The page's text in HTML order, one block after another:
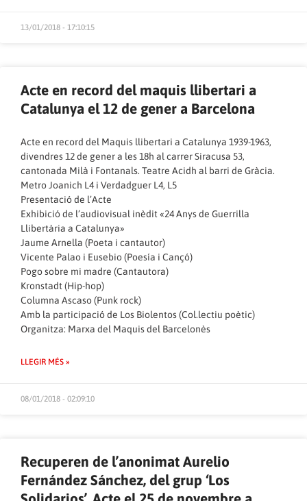
13/01/2018 - 17:10:15
Acte en record del maquis llibertari a
Catalunya el 12 de gener a Barcelona
Acte en record del Maquis llibertari a Catalunya 1939-1963,
divendres 12 de gener a les 18h al carrer Siracusa 53,
cantonada Milà i Fontanals. Teatre Acidh al barri de Gràcia.
Metro Joanich L4 i Verdadguer L4, L5
Presentació de l’Acte
Exhibició de l’audiovisual inèdit «24 Anys de Guerrilla
Llibertària a Catalunya»
Jaume Arnella (Poeta i cantautor)
Vicente Palao i Eusebio (Poesía i Cançó)
Pogo sobre mi madre (Cantautora)
Kronstadt (Hip-hop)
Columna Ascaso (Punk rock)
Amb la participació de Los Biolentos (Col.lectiu poètic)
Organitza: Marxa del Maquis del Barcelonès
LLEGIR MÉS »
08/01/2018 - 02:09:10
Recuperen de l’anonimat Aurelio
Fernández Sánchez, del grup ‘Los